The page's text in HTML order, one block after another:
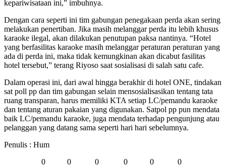
kepariwisataan ini,” imbuhnya.
Dengan cara seperti ini tim gabungan penegakaan perda akan sering
melakukan penertiban. Jika masih melanggar perda itu lebih khusus
karaoke ilegal, akan dilakukan penutupan paksa nantinya. “Hotel
yang berfasilitas karaoke masih melanggar peraturan peraturan yang
ada di perda ini, maka tidak kemungkinan akan dicabut fasilitas
hotel tersebut,” terang Riyoso saat sosialisasi di salah satu cafe.
Dalam operasi ini, dari awal hingga berakhir di hotel ONE, tindakan
sat poll pp dan tim gabungan selain mensosialisasikan tentang tata
ruang transparan, harus memiliki KTA setiap LC/pemandu karaoke
dan tentang aturan pakaian yang digunakan. Satpol pp pun mendata
baik LC/pemandu karaoke, juga mendata terhadap pengunjung atau
pelanggan yang datang sama seperti hari hari sebelumnya.
Penulis : Hum
0
0
0
0
0
0